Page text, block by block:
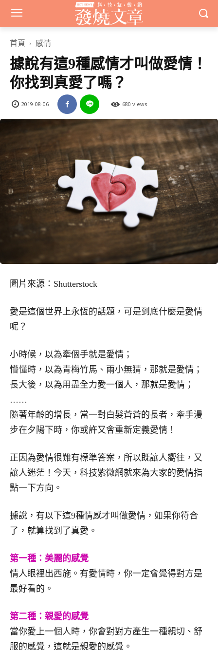
首頁 感情
據說有這9種感情才叫做愛情！
你找到真愛了嗎？
2019-08-06 680 views
圖片來源：Shutterstock
愛是這個世界上永恆的話題，可是到底什麼是愛情
呢？
小時候，以為牽個手就是愛情；
懵懂時，以為青梅竹馬、兩小無猜，那就是愛情；
長大後，以為用盡全力愛一個人，那就是愛情；
……
隨著年齡的增長，當一對白髮蒼蒼的長者，牽手漫
步在夕陽下時，你或許又會重新定義愛情！
正因為愛情很難有標準答案，所以既讓人嚮往，又
讓人迷茫！今天，科技紫微網就來為大家的愛情指
點一下方向。
據說，有以下這9種情感才叫做愛情，如果你符合
了，就算找到了真愛。
第一種：美麗的感覺
情人眼裡出西施。有愛情時，你一定會覺得對方是
最好看的。
第二種：親愛的感覺
當你愛上一個人時，你會對對方產生一種親切、舒
服的感覺，這就是親愛的感覺。